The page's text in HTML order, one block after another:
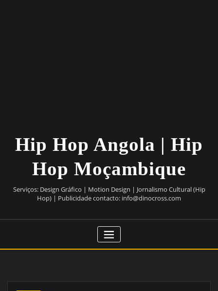
Hip Hop Angola | Hip
Hop Moçambique
Serviços: Design Gráfico | Motion Design | Jornalismo Cultural (Hip
Hop) | Publicidade contacto: info@dinocross.com